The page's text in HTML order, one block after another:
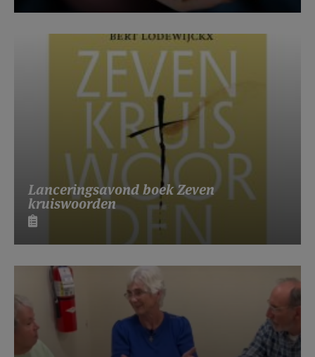
Lanceringsavond boek Zeven
kruiswoorden